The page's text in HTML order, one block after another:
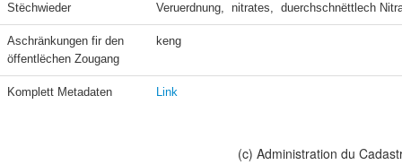
Stëchwieder Veruerdnung,  nitrates,  duerchschnëttlech
Aschränkungen fir den
öffentlëchen Zougang
keng
Komplett Metadaten Link
(c) Administration du